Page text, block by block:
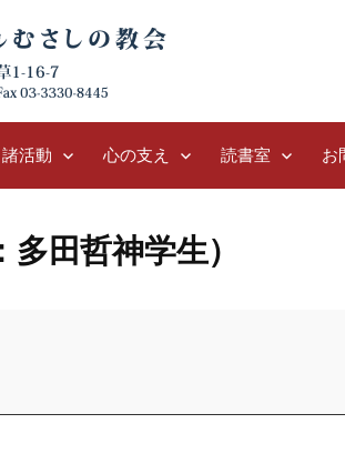
諸活動 心の支え 読書室 お
田哲神学生）